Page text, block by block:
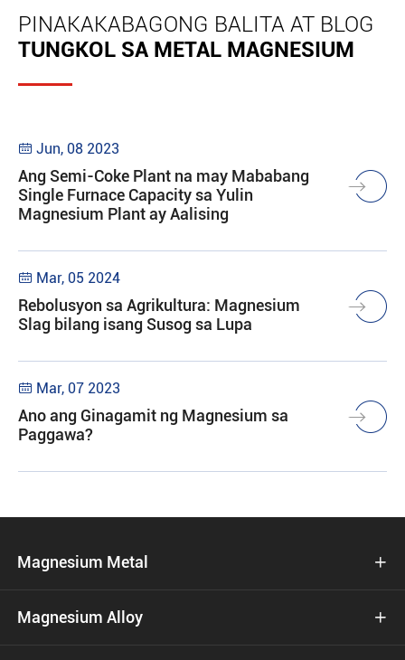
PINAKAKABAGONG BALITA AT BLOG
TUNGKOL SA METAL MAGNESIUM
 Jun, 08 2023
Ang Semi-Coke Plant na may Mababang
Single Furnace Capacity sa Yulin
Magnesium Plant ay Aalising
 Mar, 05 2024
Rebolusyon sa Agrikultura: Magnesium
Slag bilang isang Susog sa Lupa
 Mar, 07 2023
Ano ang Ginagamit ng Magnesium sa
Paggawa?
Magnesium Metal 
Magnesium Alloy 